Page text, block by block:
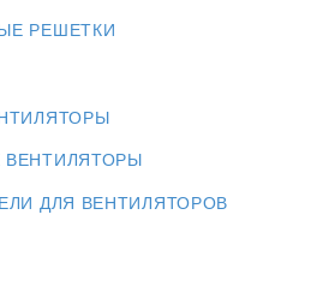
РЕШЕТКИ
ДЛЯ ВЕНТИЛЯТОРОВ